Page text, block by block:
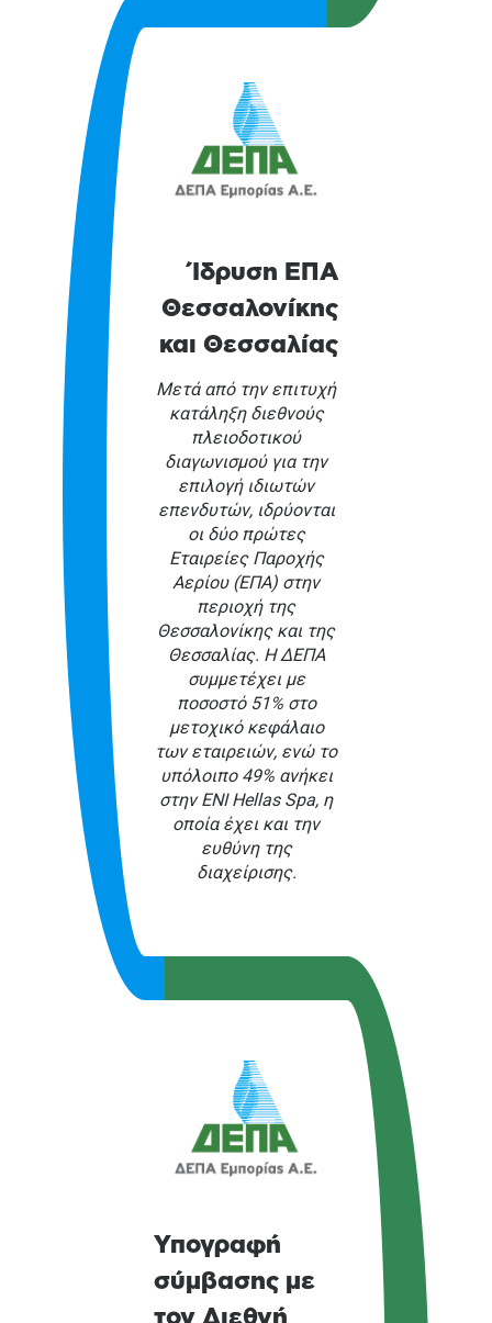
Ίδρυση ΕΠΑ
Θεσσαλονίκης
και Θεσσαλίας
Μετά από την επιτυχή
κατάληξη διεθνούς
πλειοδοτικού
διαγωνισμού για την
επιλογή ιδιωτών
επενδυτών, ιδρύονται
οι δύο πρώτες
Εταιρείες Παροχής
Αερίου (ΕΠΑ) στην
περιοχή της
Θεσσαλονίκης και της
Θεσσαλίας. Η ΔΕΠΑ
συμμετέχει με
ποσοστό 51% στο
μετοχικό κεφάλαιο
των εταιρειών, ενώ το
υπόλοιπο 49% ανήκει
στην ENI Hellas Spa, η
οποία έχει και την
ευθύνη της
διαχείρισης.
Υπογραφή
σύμβασης με
τον Διεθνή